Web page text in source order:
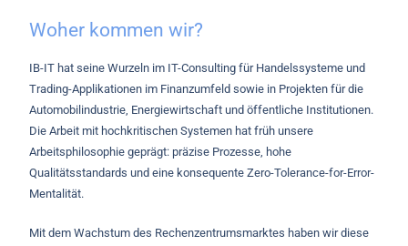
Woher kommen wir?
IB-IT hat seine Wurzeln im IT-Consulting für Handelssysteme und
Trading-Applikationen im Finanzumfeld sowie in Projekten für die
Automobilindustrie, Energiewirtschaft und öffentliche Institutionen.
Die Arbeit mit hochkritischen Systemen hat früh unsere
Arbeitsphilosophie geprägt: präzise Prozesse, hohe
Qualitätsstandards und eine konsequente Zero-Tolerance-for-Error-
Mentalität.
Mit dem Wachstum des Rechenzentrumsmarktes haben wir diese